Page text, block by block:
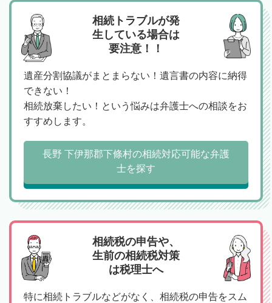
相続トラブルが発
生している場合は
要注意！！
遺産分割協議がまとまらない！遺言書の内容に納得
できない！
相続放棄したい！という悩みは弁護士への相談をお
すすめします。
長野 下伊那郡下條村の相続対応可能な弁護
士を探す
相続税の申告や、
生前の相続税対策
は税理士へ
特に相続トラブルなどがなく、相続税の申告をスム